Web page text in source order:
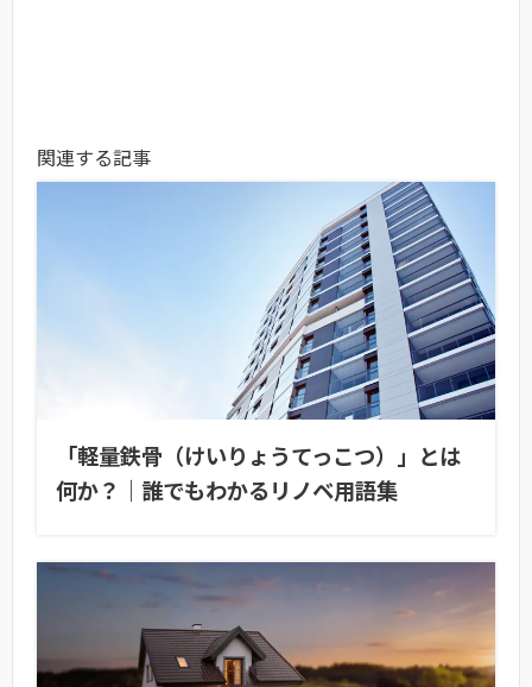
関連する記事
「軽量鉄骨（けいりょうてっこつ）」とは
何か？｜誰でもわかるリノベ用語集